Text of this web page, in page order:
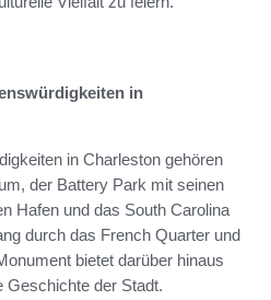
in
in Charleston gehören
der Battery Park mit seinen
Hafen und das South Carolina
durch das French Quarter und
bietet darüber hinaus
Geschichte der Stadt.